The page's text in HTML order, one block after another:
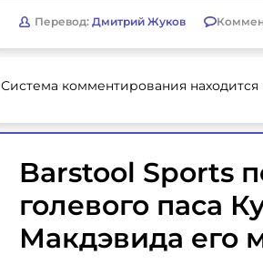
Перевод: Дмитрий Жуков
Система комментирования находится
Barstool Sports
голевого паса
Макдэвида его